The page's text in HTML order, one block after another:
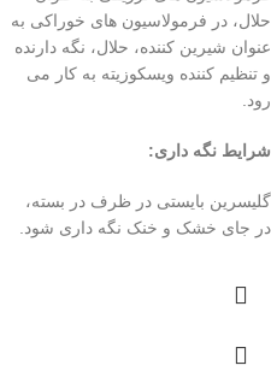
حلال، در فرمولاسیون های خوراکی به
عنوان شیرین کننده، حلال، نگه دارنده
و تنظیم کننده ویسکوزیته به کار می
رود.
شرایط نگه داری:
گلیسرین بایستی در ظرف در بسته،
در جای خشک و خنک نگه داری شود.